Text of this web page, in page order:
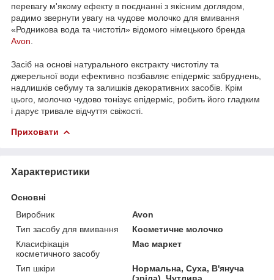
перевагу м'якому ефекту в поєднанні з якісним доглядом,
радимо звернути увагу на чудове молочко для вмивання
«Родникова вода та чистотіл» відомого німецького бренда
Avon
Засіб на основі натурального екстракту чистотілу та
джерельної води ефективно позбавляє епідерміс забруднень,
надлишків себуму та залишків декоративних засобів. Крім
цього, молочко чудово тонізує епідерміс, робить його гладким
і дарує тривале відчуття свіжості.
Приховати
Характеристики
Основні
Виробник
Avon
Тип засобу для вмивання
Косметичне молочко
Класифікація
косметичного засобу
Мас маркет
Тип шкіри
Нормальна, Суха, В'януча
(зріла), Чутлива